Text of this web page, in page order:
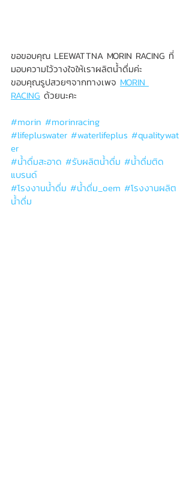
ขอขอบคุณ LEEWATTNA MORIN RACING ที่
มอบความไว้วางใจให้เราผลิตน้ำดื่มค่ะ
ขอบคุณรูปสวยๆจากทางเพจ MORIN
RACING ด้วยนะคะ
#morin #morinracing
#lifepluswater #waterlifeplus #qualitywat
er
#น้ำดื่มสะอาด #รับผลิตน้ำดื่ม #น้ำดื่มติด
แบรนด์
#โรงงานน้ำดื่ม #น้ำดื่ม_oem #โรงงานผลิต
น้ำดื่ม